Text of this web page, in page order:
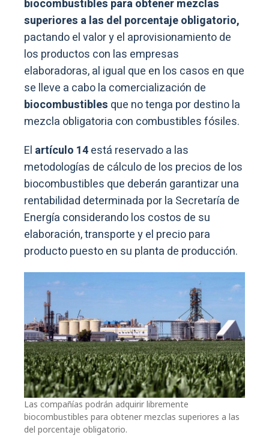
biocombustibles para obtener mezclas
superiores a las del porcentaje obligatorio,
pactando el valor y el aprovisionamiento de
los productos con las empresas
elaboradoras, al igual que en los casos en que
se lleve a cabo la comercialización de
biocombustibles que no tenga por destino la
mezcla obligatoria con combustibles fósiles.
El artículo 14está reservado a las
metodologías de cálculo de los precios de los
biocombustibles que deberán garantizar una
rentabilidad determinada por la Secretaría de
Energía considerando los costos de su
elaboración, transporte y el precio para
producto puesto en su planta de producción.
Las compañías podrán adquirir libremente
biocombustibles para obtener mezclas superiores a las
del porcentaje obligatorio.